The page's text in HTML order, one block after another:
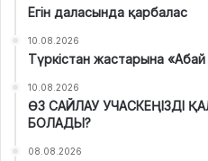
Егін даласында қарбалас
10.08.2026
Түркістан жастарына
10.08.2026
ӨЗ САЙЛАУ УЧАСКЕҢІЗДІ
БОЛАДЫ?
08.08.2026